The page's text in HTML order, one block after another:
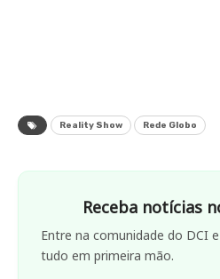
Reality Show Rede Globo
Receba notícias
Entre na comunidade do DCI
tudo em primeira mão.